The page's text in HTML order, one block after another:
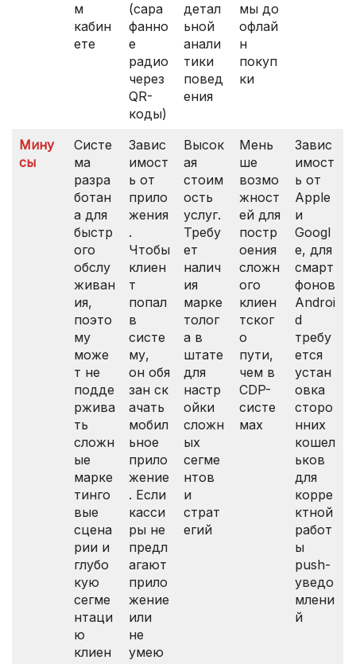
м
кабин
ете
(сара
фанно
е
радио
через
QR-
коды)
детал
ьной
анали
тики
повед
ения
мы до
офлай
н
покуп
ки
Мину
сы
Систе
ма
разра
ботан
а для
быстр
ого
обслу
живан
ия,
поэто
му
може
т не
подде
ржива
ть
сложн
ые
марке
тинго
вые
сцена
рии и
глубо
кую
сегме
нтаци
ю
клиен
Завис
имост
ь от
прило
жения
.
Чтобы
клиен
т
попал
в
систе
му,
он обя
зан ск
ачать
мобил
ьное
прило
жение
. Если
касси
ры не
предл
агают
прило
жение
или
не
умею
Высок
ая
стоим
ость
услуг.
Требу
ет
налич
ия
марке
толог
а в
штате
для
настр
ойки
сложн
ых
сегме
нтов
и
страт
егий
Мень
ше
возмо
жност
ей для
постр
оения
сложн
ого
клиен
тског
о
пути,
чем в
CDP-
систе
мах
Завис
имост
ь от
Apple
и
Googl
e, для
смарт
фонов
Androi
d
требу
ется
устан
овка
сторо
нних
кошел
ьков
для
корре
ктной
работ
ы
push-
уведо
млени
й